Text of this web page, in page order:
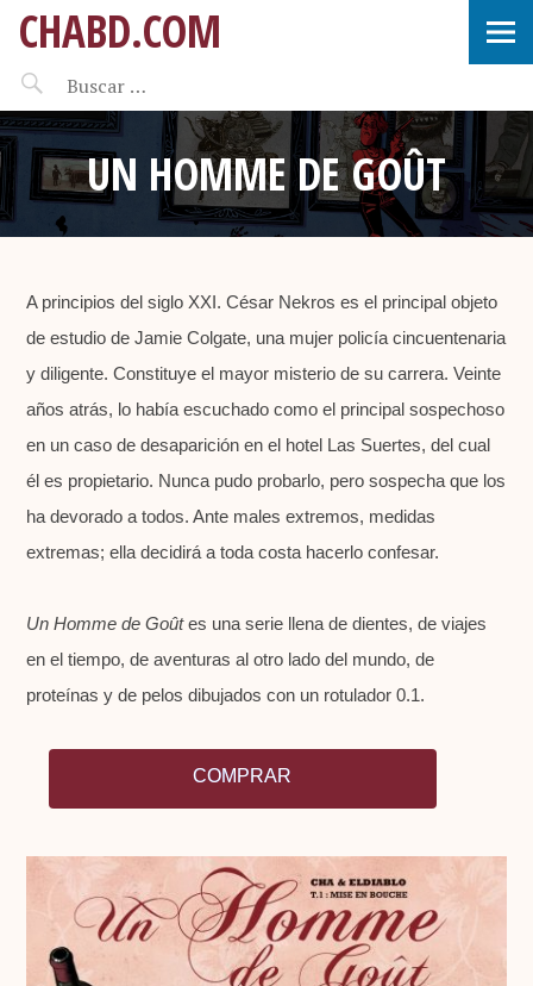
CHABD.COM
UN HOMME DE GOÛT
A principios del siglo XXI. César Nekros es el principal objeto
de estudio de Jamie Colgate, una mujer policía cincuentenaria
y diligente. Constituye el mayor misterio de su carrera. Veinte
años atrás, lo había escuchado como el principal sospechoso
en un caso de desaparición en el hotel Las Suertes, del cual
él es propietario. Nunca pudo probarlo, pero sospecha que los
ha devorado a todos. Ante males extremos, medidas
extremas; ella decidirá a toda costa hacerlo confesar.
Un Homme de Goûtes una serie llena de dientes, de viajes
en el tiempo, de aventuras al otro lado del mundo, de
proteínas y de pelos dibujados con un rotulador 0.1.
COMPRAR